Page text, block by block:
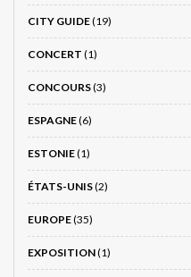
CITY GUIDE(19)
CONCERT (1)
CONCOURS(3)
ESPAGNE(6)
ESTONIE(1)
ÉTATS-UNIS(2)
EUROPE(35)
EXPOSITION(1)